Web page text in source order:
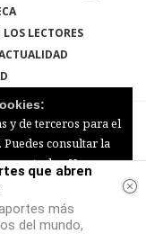
LOS LECTORES
que abren
más
del mundo,
y de terceros para el
consultar la
Ver
y Cookies
Personalizar